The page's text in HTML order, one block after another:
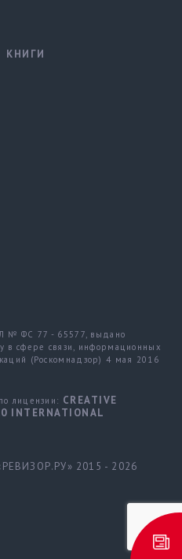
КНИГИ
№ ФС 77 - 65577, выдано
в сфере связи, информационных
(Роскомнадзор) 4 мая 2016
лицензии: CREATIVE
INTERNATIONAL
2015 - 2026